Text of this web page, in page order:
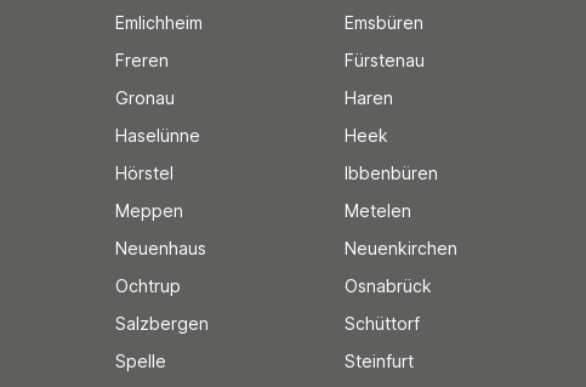
Emlichheim
Emsbüren
Freren
Fürstenau
Gronau
Haren
Haselünne
Heek
Hörstel
Ibbenbüren
Meppen
Metelen
Neuenhaus
Neuenkirchen
Ochtrup
Osnabrück
Salzbergen
Schüttorf
Spelle
Steinfurt